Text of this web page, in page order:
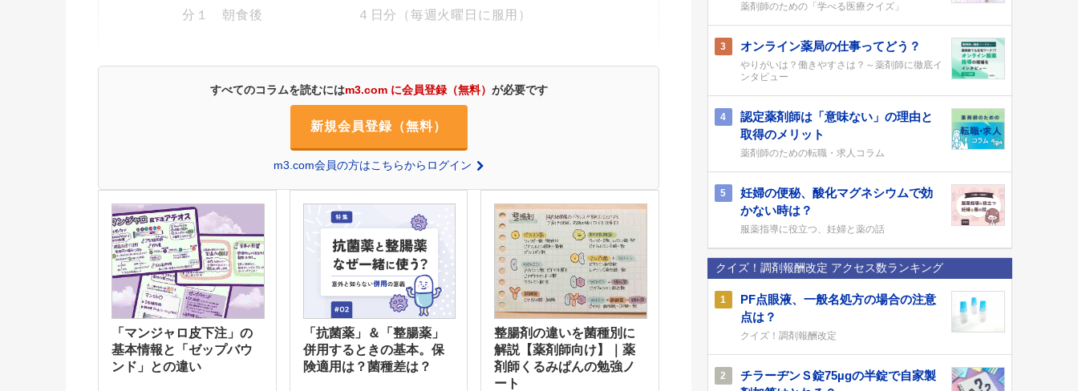
分１ 朝食後 ４日分（毎週火曜日に服用）
すべてのコラムを読むにはm3.com に会員登録（無料） が必要です
新規会員登録（無料）
m3.com会員の方はこちらからログイン
「マンジャロ皮下注」の
基本情報と「ゼップバウ
ンド」との違い
「抗菌薬」＆「整腸薬」
併用するときの基本。保
険適用は？菌種差は？
整腸剤の違いを菌種別に
解説【薬剤師向け】｜薬
剤師くるみぱんの勉強ノ
ート
薬剤師のための「学べる医療クイズ」
3 オンライン薬局の仕事ってどう？
やりがいは？働きやすさは？～薬剤師に徹底イ
ンタビュー
4
認定薬剤師は「意味ない」の理由と
取得のメリット
薬剤師のための転職・求人コラム
5
妊婦の便秘、酸化マグネシウムで効
かない時は？
服薬指導に役立つ、妊婦と薬の話
クイズ！調剤報酬改定 アクセス数ランキング
1
PF点眼液、一般名処方の場合の注意
点は？
クイズ！調剤報酬改定
2
チラーヂンＳ錠75µgの半錠で自家製